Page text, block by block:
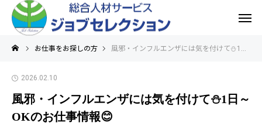
お仕事をお探しの方 風邪・インフルエンザには気を付けて⛄1日～OKのお仕事情報😊
2026.02.10
風邪・インフルエンザには気を付けて⛄1日～
OKのお仕事情報😊